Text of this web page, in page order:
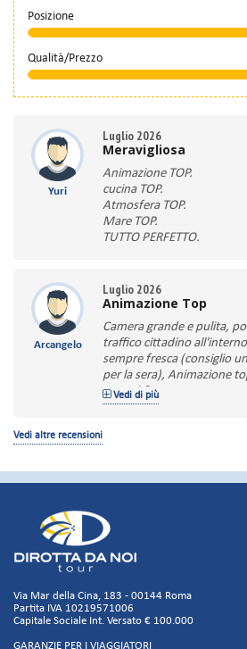
Posizione
Qualità/Prezzo
Yuri
Luglio 2026
Meravigliosa
Animazione TOP.
cucina TOP.
Atmosfera TOP.
Mare TOP.
TUTTO PERFETTO.
Arcangelo
Luglio 2026
Animazione Top
Camera grande e pulita,
traffico cittadino
sempre fresca (consiglio
per la sera), Animazione
ragazzi & ragazze sempre
invadenti. Consigliatissimo
variando anche la
bella esperienza. Saluti
Vedi di più
Vedi altre recensioni
Via Mar della Cina, 183 - 00144 Roma
Partita IVA 10219571006
Capitale Sociale Int. Versato € 100.000
GARANZIE PER I VIAGGIATORI